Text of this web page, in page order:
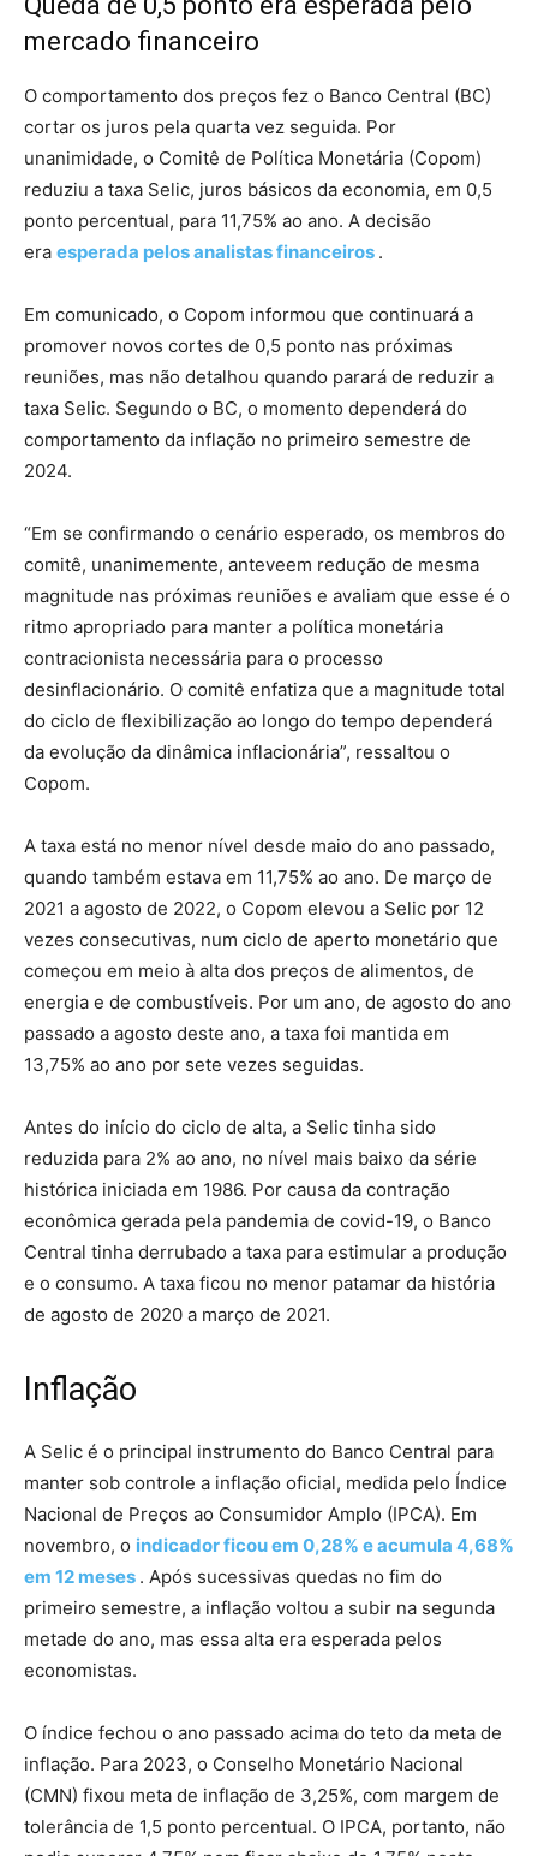
mercado financeiro
O comportamento dos preços fez o Banco Central (BC)
cortar os juros pela quarta vez seguida. Por
unanimidade, o Comitê de Política Monetária (Copom)
reduziu a taxa Selic, juros básicos da economia, em 0,5
ponto percentual, para 11,75% ao ano. A decisão
era esperada pelos analistas financeiros .
Em comunicado, o Copom informou que continuará a
promover novos cortes de 0,5 ponto nas próximas
reuniões, mas não detalhou quando parará de reduzir a
taxa Selic. Segundo o BC, o momento dependerá do
comportamento da inflação no primeiro semestre de
2024.
“Em se confirmando o cenário esperado, os membros do
comitê, unanimemente, anteveem redução de mesma
magnitude nas próximas reuniões e avaliam que esse é o
ritmo apropriado para manter a política monetária
contracionista necessária para o processo
desinflacionário. O comitê enfatiza que a magnitude total
do ciclo de flexibilização ao longo do tempo dependerá
da evolução da dinâmica inflacionária”, ressaltou o
Copom.
A taxa está no menor nível desde maio do ano passado,
quando também estava em 11,75% ao ano. De março de
2021 a agosto de 2022, o Copom elevou a Selic por 12
vezes consecutivas, num ciclo de aperto monetário que
começou em meio à alta dos preços de alimentos, de
energia e de combustíveis. Por um ano, de agosto do ano
passado a agosto deste ano, a taxa foi mantida em
13,75% ao ano por sete vezes seguidas.
Antes do início do ciclo de alta, a Selic tinha sido
reduzida para 2% ao ano, no nível mais baixo da série
histórica iniciada em 1986. Por causa da contração
econômica gerada pela pandemia de covid-19, o Banco
Central tinha derrubado a taxa para estimular a produção
e o consumo. A taxa ficou no menor patamar da história
de agosto de 2020 a março de 2021.
Inflação
A Selic é o principal instrumento do Banco Central para
manter sob controle a inflação oficial, medida pelo Índice
Nacional de Preços ao Consumidor Amplo (IPCA). Em
novembro, o indicador ficou em 0,28% e acumula 4,68%
em 12 meses . Após sucessivas quedas no fim do
primeiro semestre, a inflação voltou a subir na segunda
metade do ano, mas essa alta era esperada pelos
economistas.
O índice fechou o ano passado acima do teto da meta de
inflação. Para 2023, o Conselho Monetário Nacional
(CMN) fixou meta de inflação de 3,25%, com margem de
tolerância de 1,5 ponto percentual. O IPCA, portanto, não